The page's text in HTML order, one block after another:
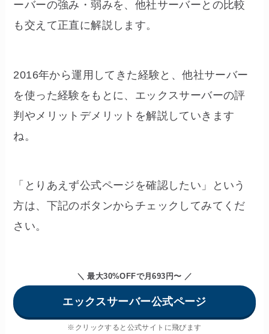
ーバーの強み・弱みを、他社サーバーとの比較
も交えて正直に解説します。
2016年から運用してきた経験と、他社サーバー
を使った経験をもとに、エックスサーバーの評
判やメリットデメリットを解説していきます
ね。
「とりあえず公式ページを確認したい」という
方は、下記のボタンからチェックしてみてくだ
さい。
＼ 最大30%OFFで月693円〜 ／
エックスサーバー公式ページ
※クリックすると公式サイトに飛びます